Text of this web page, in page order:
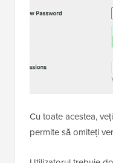
Cu toate acestea,
permite să omiteți